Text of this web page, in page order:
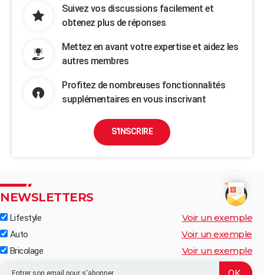
Suivez vos discussions facilement et
obtenez plus de réponses
Mettez en avant votre expertise et aidez les
autres membres
Profitez de nombreuses fonctionnalités
supplémentaires en vous inscrivant
S'INSCRIRE
NEWSLETTERS
Lifestyle Voir un exemple
Auto Voir un exemple
Bricolage Voir un exemple